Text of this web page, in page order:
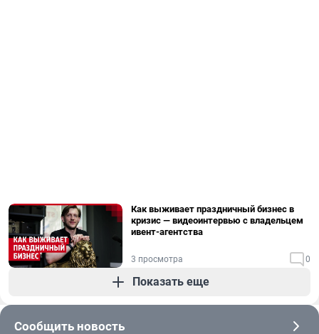
Как выживает праздничный бизнес в
кризис — видеоинтервью с владельцем
ивент-агентства
3 просмотра 0
Показать еще
Сообщить новость